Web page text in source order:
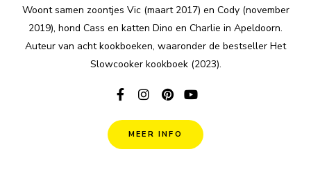
Woont samen zoontjes Vic (maart 2017) en Cody (november
2019), hond Cass en katten Dino en Charlie in Apeldoorn.
Auteur van acht kookboeken, waaronder de bestseller Het
Slowcooker kookboek (2023).
MEER INFO